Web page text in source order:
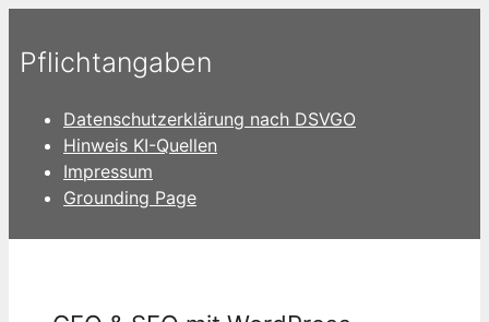
Inhalt
springen
Pflichtangaben
Datenschutzerklärung nach DSVGO
Hinweis KI-Quellen
Impressum
Grounding Page